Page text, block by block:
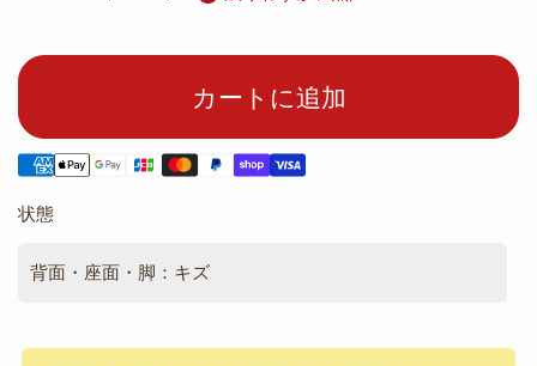
カートに追加
状態
背面・座面・脚：キズ